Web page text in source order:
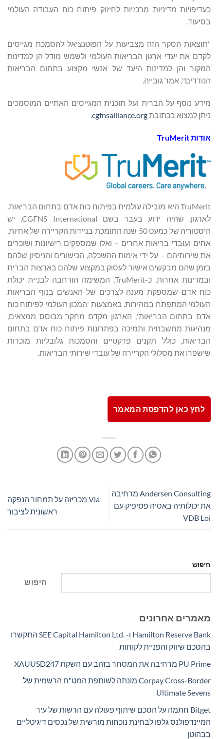
כעדיפויות מדיניות מרכזיות לחיזוק פיתוח כוח העבודה העולמי
בסיעוד.
"תוצאות הסקר הזה מצביעות על הפוטנציאל להסמכת מגייסים
לקדם את יעדי ארגון הבריאות העולמי ולשמש מודל הן למדינות
המקור והן למדינות היעד של אנשי מקצוע בתחום הבריאות
הנודדים", אמר גובייה.
מידע נוסף על הברית ועל תוכנית המגייסים האתיים המוסמכים
ניתן למצוא בכתובתcgfnsalliance.org
אודות TruMerit
TruMerit היא מובילה עולמית בפיתוח כוח אדם בתחום הבריאות.
לארגון, שהיה ידוע בעבר בשם CGFNS International, יש
היסטוריה של כמעט 50 שנה התומכת בניידות הקריירה של אחיות,
אחים ועובדי בריאות אחרים – ואלו שמספקים רישיונות ושוכרים
את שירותיהם – על ידי אימות ההשכלה, הכישורים והניסיון שלהם
בזמן שהם מבקשים אישור לעסוק במקצוע שלהם בארצות הברית
ובמדינות אחרות. כ-TruMerit, המשימה הורחבה לבניית יכולת
כוח אדם שמספקת מענה לצרכים של האנשים בנוף הבריאות
העולמי המתפתח במהירות. באמצעות 'המכון העולמי לפיתוח כוח
אדם בתחום הבריאות', הארגון מקדם מחקר מבוסס ממצאים,
מנהיגות מחשבתית ותמיכה בפתרונות פיתוח כוח אדם בתחום
הבריאות, כולל תקנים פרקטיים והסמכות גלובליות מוכרות
שישפרו את מסלולי הקריירה של עובדי שירותי הבריאות.
לחץ כאן להדפסת המאמר
Andersen Consulting מרחיבה
את יכולותיה באסיה פסיפיק עם
VDB Loi
Via מכריזה על תמחור הנפקה
ראשונית לציבור
חיפוש
חיפוש
מאמרים אחרונים
Hamilton Reserve Bank ו- SEE Capital Hamilton Ltd.‎ התקשרו
בהסכם שיווק והפניית לקוחות
PU Prime מרחיבה את המסחר בזהב עם השקת XAUUSD247
Corpay Cross-Border מונתה לשותפת המט"ח הרשמית של
Ultimate Sevens
Bitget חתמה על הסכם שיתוף פעולה עם הרשות של עיר
המיינדפולנס גלפו לבחינת נוכחות מורשית של נכסים דיגיטליים
בבהוטן